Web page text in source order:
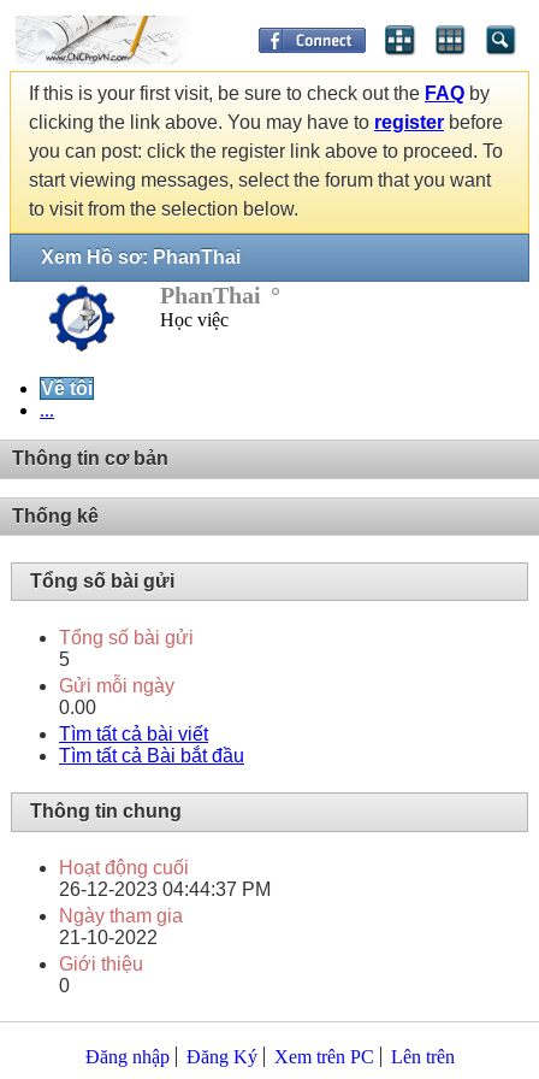
If this is your first visit, be sure to check out the FAQ by
clicking the link above. You may have to register before
you can post: click the register link above to proceed. To
start viewing messages, select the forum that you want
to visit from the selection below.
Xem Hồ sơ: PhanThai
PhanThai
Học việc
Về tôi
...
Thông tin cơ bản
Thống kê
Tổng số bài gửi
Tổng số bài gửi
5
Gửi mỗi ngày
0.00
Tìm tất cả bài viết
Tìm tất cả Bài bắt đầu
Thông tin chung
Hoạt động cuối
26-12-2023 04:44:37 PM
Ngày tham gia
21-10-2022
Giới thiệu
0
Đăng nhập Đăng Ký Xem trên PC Lên trên